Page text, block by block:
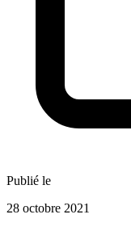
Publié le
28 octobre 2021